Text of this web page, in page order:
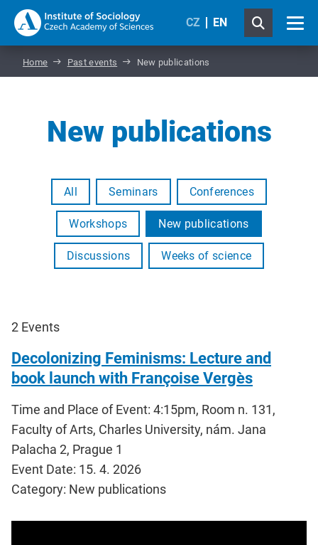
CZ EN
Home Past events New publications
New publications
All Seminars Conferences
Workshops New publications
Discussions Weeks of science
2 Events
Decolonizing Feminisms: Lecture and
book launch with Françoise Vergès
Time and Place of Event: 4:15pm, Room n. 131,
Faculty of Arts, Charles University, nám. Jana
Palacha 2, Prague 1
Event Date: 15. 4. 2026
Category: New publications